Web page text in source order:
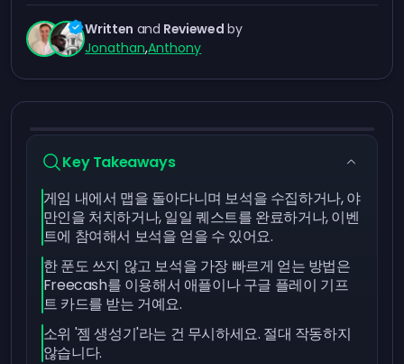
Written and Reviewed by
Jonathan,Anthony
Key Takeaways
게임 내에서 맵을 돌아다니며 보석을 수집하거나, 야
만인을 처치하거나, 일일 퀘스트를 완료하거나, 이벤
트에 참여해서 보석을 얻을 수 있어요.
한 푼도 쓰지 않고 보석을 가장 빠르게 얻는 방법은
Freecash를 이용해서 애플이나 구글 플레이 기프
트 카드를 받는 거예요.
소위 '젬 생성기'라는 건 무시하세요. 절대 작동하지
않습니다.